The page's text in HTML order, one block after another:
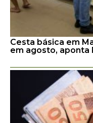
Cesta básica em
em agosto, aponta